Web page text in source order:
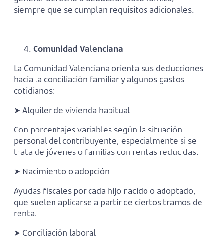
siempre que se cumplan requisitos adicionales.
Comunidad Valenciana
La Comunidad Valenciana orienta sus deducciones
hacia la conciliación familiar y algunos gastos
cotidianos:
➤ Alquiler de vivienda habitual
Con porcentajes variables según la situación
personal del contribuyente, especialmente si se
trata de jóvenes o familias con rentas reducidas.
➤ Nacimiento o adopción
Ayudas fiscales por cada hijo nacido o adoptado,
que suelen aplicarse a partir de ciertos tramos de
renta.
➤ Conciliación laboral